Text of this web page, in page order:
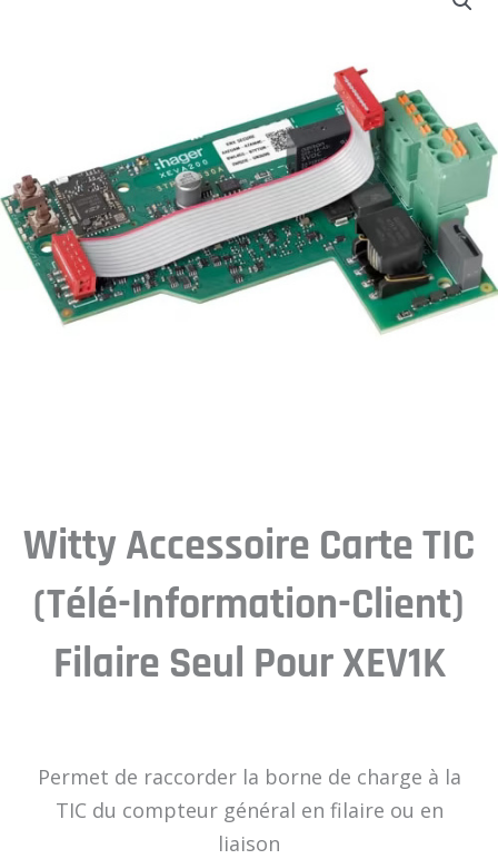
Witty Accessoire Carte TIC
(Télé-Information-Client)
Filaire Seul Pour XEV1K
Permet de raccorder la borne de charge à la
TIC du compteur général en filaire ou en
liaison